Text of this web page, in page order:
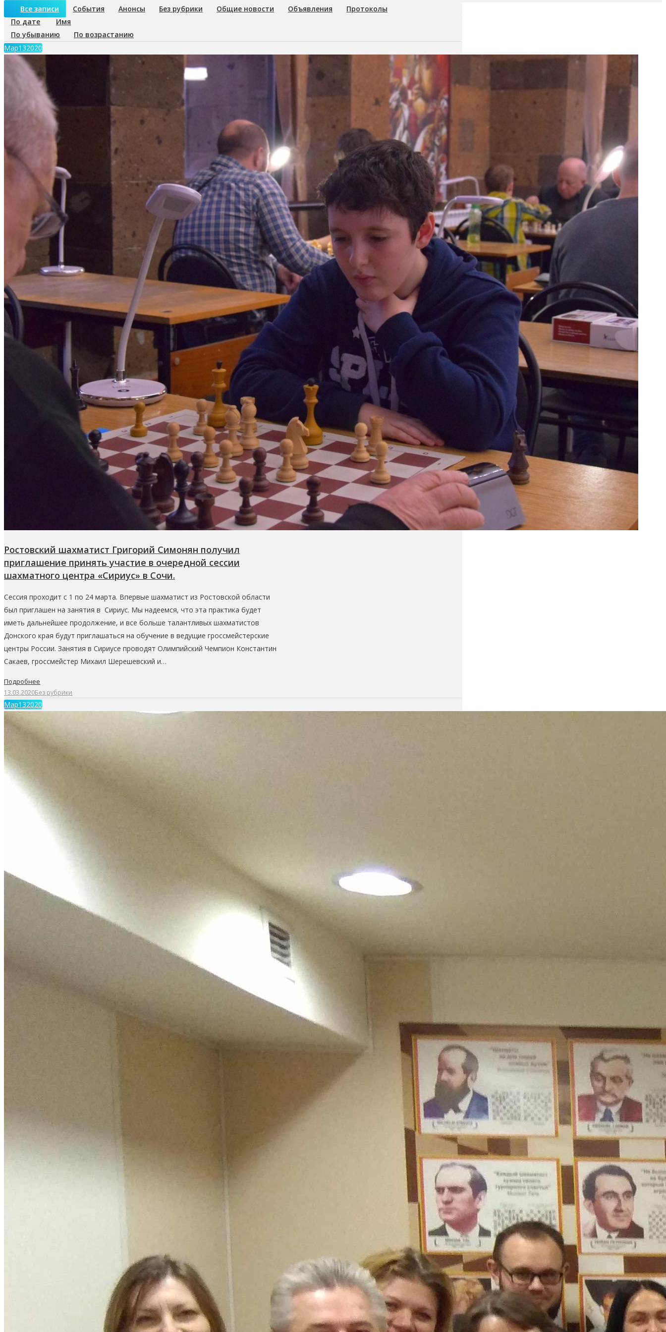
Все записи События Анонсы Без рубрики Общие новости Объявления
Протоколы
По дате
Имя
По убыванию
По возрастанию
Мар132020
Ростовский шахматист Григорий Симонян получил
приглашение принять участие в очередной сессии
шахматного центра «Сириус» в Сочи.
Сессия проходит с 1 по 24 марта. Впервые шахматист из Ростовской области
был приглашен на занятия в Сириус. Мы надеемся, что эта практика будет
иметь дальнейшее продолжение, и все больше талантливых шахматистов
Донского края будут приглашаться на обучение в ведущие гроссмейстерские
центры России. Занятия в Сириусе проводят Олимпийский Чемпион Константин
Сакаев, гроссмейстер Михаил Шерешевский и…
Подробнее
13.03.2020Без рубрики
Мар132020